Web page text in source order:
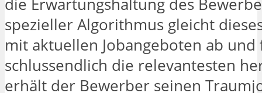
die Erwartungshaltung des
spezieller Algorithmus gleicht
mit aktuellen Jobangeboten ab
schlussendlich die relevantesten
erhält der Bewerber seinen